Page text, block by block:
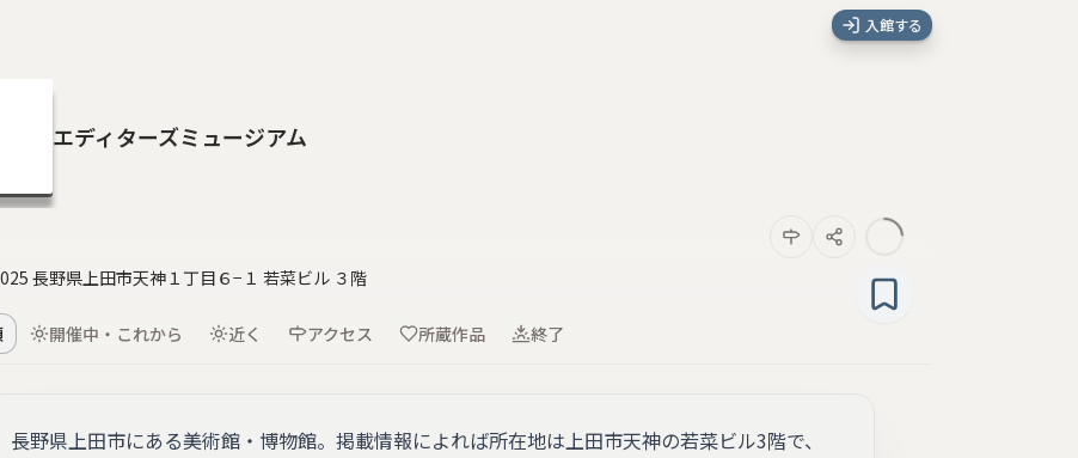
入館する
エディターズミュージアム
長野県上田市天神１丁目６−１ 若菜ビル ３階
開催中・これから 近く アクセス 所蔵作品 終了
長野県上田市にある美術館・博物館。掲載情報によれば所在地は上田市天神の若菜ビル3階で、